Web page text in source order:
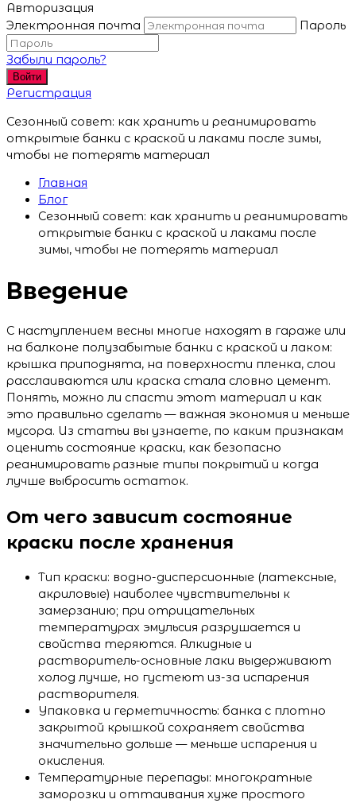
Авторизация
Электронная почта
Пароль
Забыли пароль?
Войти
Регистрация
Сезонный совет: как хранить и реанимировать
открытые банки с краской и лаками после зимы,
чтобы не потерять материал
Главная
Блог
Сезонный совет: как хранить и реанимировать
открытые банки с краской и лаками после
зимы, чтобы не потерять материал
Введение
С наступлением весны многие находят в гараже или
на балконе полузабытые банки с краской и лаком:
крышка приподнята, на поверхности пленка, слои
расслаиваются или краска стала словно цемент.
Понять, можно ли спасти этот материал и как
это правильно сделать — важная экономия и меньше
мусора. Из статьи вы узнаете, по каким признакам
оценить состояние краски, как безопасно
реанимировать разные типы покрытий и когда
лучше выбросить остаток.
От чего зависит состояние
краски после хранения
Тип краски: водно-дисперсионные (латексные,
акриловые) наиболее чувствительны к
замерзанию; при отрицательных
температурах эмульсия разрушается и
свойства теряются. Алкидные и
растворитель-основные лаки выдерживают
холод лучше, но густеют из-за испарения
растворителя.
Упаковка и герметичность: банка с плотно
закрытой крышкой сохраняет свойства
значительно дольше — меньше испарения и
окисления.
Температурные перепады: многократные
заморозки и оттаивания хуже простого